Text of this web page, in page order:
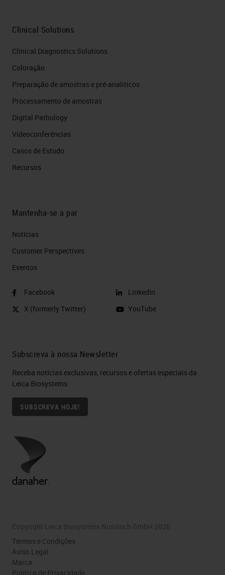
Clinical Solutions
Clinical Diagnostics Solutions
Coloração
Preparação de amostras e pré-analíticos
Processamento de amostras
Digital Pathology
Videoconferências
Casos de Estudo
Recursos
Mantenha-se a par
Notícias
Customer Perspectives​
Eventos
Facebook
X (formerly Twitter)
LinkedIn
YouTube
Subscreva à nossa Newsletter
Receba notícias exclusivas, recursos e ofertas especiais da
Leica Biosystems
SUBSCREVA HOJE!
Copyright Leica Biosystems Nussloch GmbH 2026
Termos e Condições
Aviso Legal
Marca
Política de Privacidade